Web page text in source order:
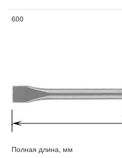
600
Полная длина, мм